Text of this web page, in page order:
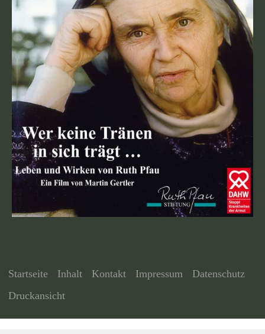
Startseite Inhalt Kontakt Impressum
Datenschutz
Druckansicht